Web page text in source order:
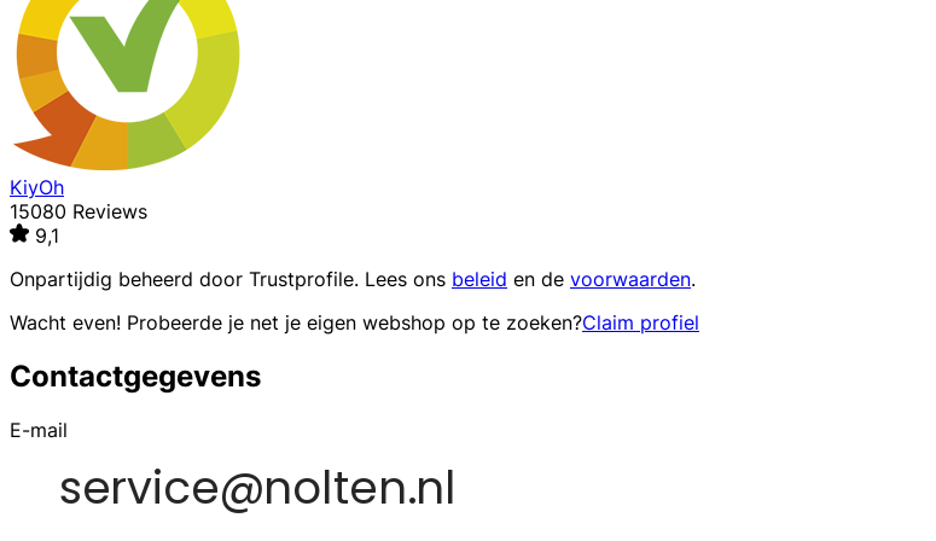
KiyOh
15080 Reviews
9,1
Onpartijdig beheerd door Trustprofile. Lees ons beleid en de voorwaarden.
Wacht even! Probeerde je net je eigen webshop op te zoeken?Claim profiel
Contactgegevens
E-mail